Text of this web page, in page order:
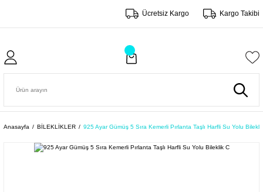
Ücretsiz Kargo Kargo Takibi
Anasayfa BİLEKLİKLER 925 Ayar Gümüş 5 Sıra Kemerli Pırlanta Taşlı Harfli Su Yolu